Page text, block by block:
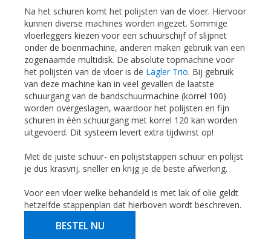
Na het schuren komt het polijsten van de vloer. Hiervoor
kunnen diverse machines worden ingezet. Sommige
vloerleggers kiezen voor een schuurschijf of slijpnet
onder de boenmachine, anderen maken gebruik van een
zogenaamde multidisk. De absolute topmachine voor
het polijsten van de vloer is de Lägler Trio. Bij gebruik
van deze machine kan in veel gevallen de laatste
schuurgang van de bandschuurmachine (korrel 100)
worden overgeslagen, waardoor het polijsten en fijn
schuren in één schuurgang met korrel 120 kan worden
uitgevoerd. Dit systeem levert extra tijdwinst op!
Met de juiste schuur- en polijststappen schuur en polijst
je dus krasvrij, sneller en krijg je de beste afwerking.
Voor een vloer welke behandeld is met lak of olie geldt
hetzelfde stappenplan dat hierboven wordt beschreven.
BESTEL NU